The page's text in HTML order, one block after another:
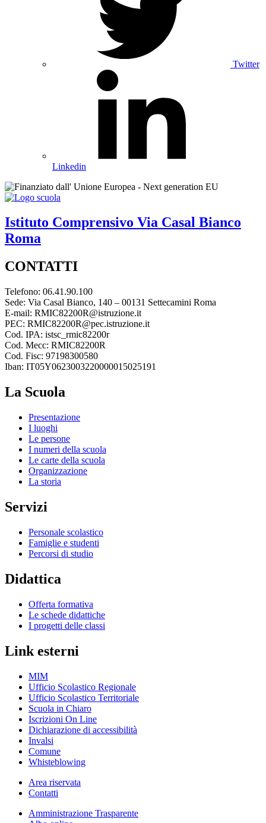
Twitter
Linkedin
Istituto Comprensivo Via Casal Bianco
Roma
CONTATTI
Telefono: 06.41.90.100
Sede: Via Casal Bianco, 140 – 00131 Settecamini Roma
E-mail: RMIC82200R@istruzione.it
PEC: RMIC82200R@pec.istruzione.it
Cod. IPA: istsc_rmic82200r
Cod. Mecc: RMIC82200R
Cod. Fisc: 97198300580
Iban: IT05Y0623003220000015025191
La Scuola
Presentazione
I luoghi
Le persone
I numeri della scuola
Le carte della scuola
Organizzazione
La storia
Servizi
Personale scolastico
Famiglie e studenti
Percorsi di studio
Didattica
Offerta formativa
Le schede didattiche
I progetti delle classi
Link esterni
MIM
Ufficio Scolastico Regionale
Ufficio Scolastico Territoriale
Scuola in Chiaro
Iscrizioni On Line
Dichiarazione di accessibilità
Invalsi
Comune
Whisteblowing
Area riservata
Contatti
Amministrazione Trasparente